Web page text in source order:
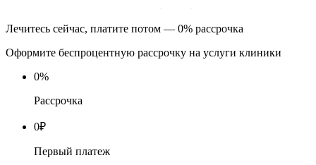
Лечитесь сейчас, платите потом — 0% рассрочка
Оформите беспроцентную рассрочку на услуги клиники
0%
Рассрочка
0₽
Первый платеж